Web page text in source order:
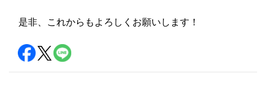
是非、これからもよろしくお願いします！